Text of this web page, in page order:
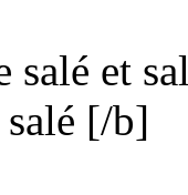
salé et
salé [/b]